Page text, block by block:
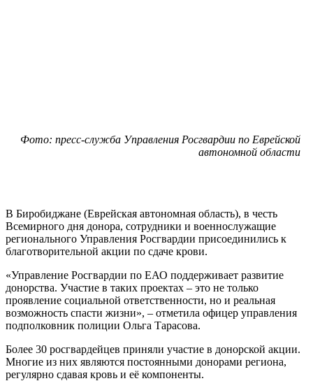
Фото: пресс-служба Управления Росгвардии по Еврейской
автономной области
В Биробиджане (Еврейская автономная область), в честь
Всемирного дня донора, сотрудники и военнослужащие
регионального Управления Росгвардии присоединились к
благотворительной акции по сдаче крови.
«Управление Росгвардии по ЕАО поддерживает развитие
донорства. Участие в таких проектах – это не только
проявление социальной ответственности, но и реальная
возможность спасти жизни», – отметила офицер управления
подполковник полиции Ольга Тарасова.
Более 30 росгвардейцев приняли участие в донорской акции.
Многие из них являются постоянными донорами региона,
регулярно сдавая кровь и её компоненты.